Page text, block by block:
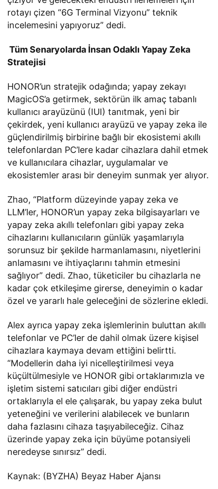
rotayı çizen “6G Terminal Vizyonu” teknik
incelemesini yapıyoruz” dedi.
Tüm Senaryolarda İnsan Odaklı Yapay Zeka
Stratejisi
HONOR’un stratejik odağında; yapay zekayı
MagicOS’a getirmek, sektörün ilk amaç tabanlı
kullanıcı arayüzünü (IUI) tanıtmak, yeni bir
çekirdek, yeni kullanıcı arayüzü ve yapay zeka ile
güçlendirilmiş birbirine bağlı bir ekosistemi akıllı
telefonlardan PC’lere kadar cihazlara dahil etmek
ve kullanıcılara cihazlar, uygulamalar ve
ekosistemler arası bir deneyim sunmak yer alıyor.
Zhao, “Platform düzeyinde yapay zeka ve
LLM’ler, HONOR’un yapay zeka bilgisayarları ve
yapay zeka akıllı telefonları gibi yapay zeka
cihazlarını kullanıcıların günlük yaşamlarıyla
sorunsuz bir şekilde harmanlamasını, niyetlerini
anlamasını ve ihtiyaçlarını tahmin etmesini
sağlıyor” dedi. Zhao, tüketiciler bu cihazlarla ne
kadar çok etkileşime girerse, deneyimin o kadar
özel ve yararlı hale geleceğini de sözlerine ekledi.
Alex ayrıca yapay zeka işlemlerinin buluttan akıllı
telefonlar ve PC’ler de dahil olmak üzere kişisel
cihazlara kaymaya devam ettiğini belirtti.
“Modellerin daha iyi nicelleştirilmesi veya
küçültülmesiyle ve HONOR gibi ortaklarımızla ve
işletim sistemi satıcıları gibi diğer endüstri
ortaklarıyla el ele çalışarak, bu yapay zeka bulut
yeteneğini ve verilerini alabilecek ve bunların
daha fazlasını cihaza taşıyabileceğiz. Cihaz
üzerinde yapay zeka için büyüme potansiyeli
neredeyse sınırsız” dedi.
Kaynak: (BYZHA) Beyaz Haber Ajansı